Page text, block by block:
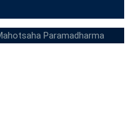
Paramadharma